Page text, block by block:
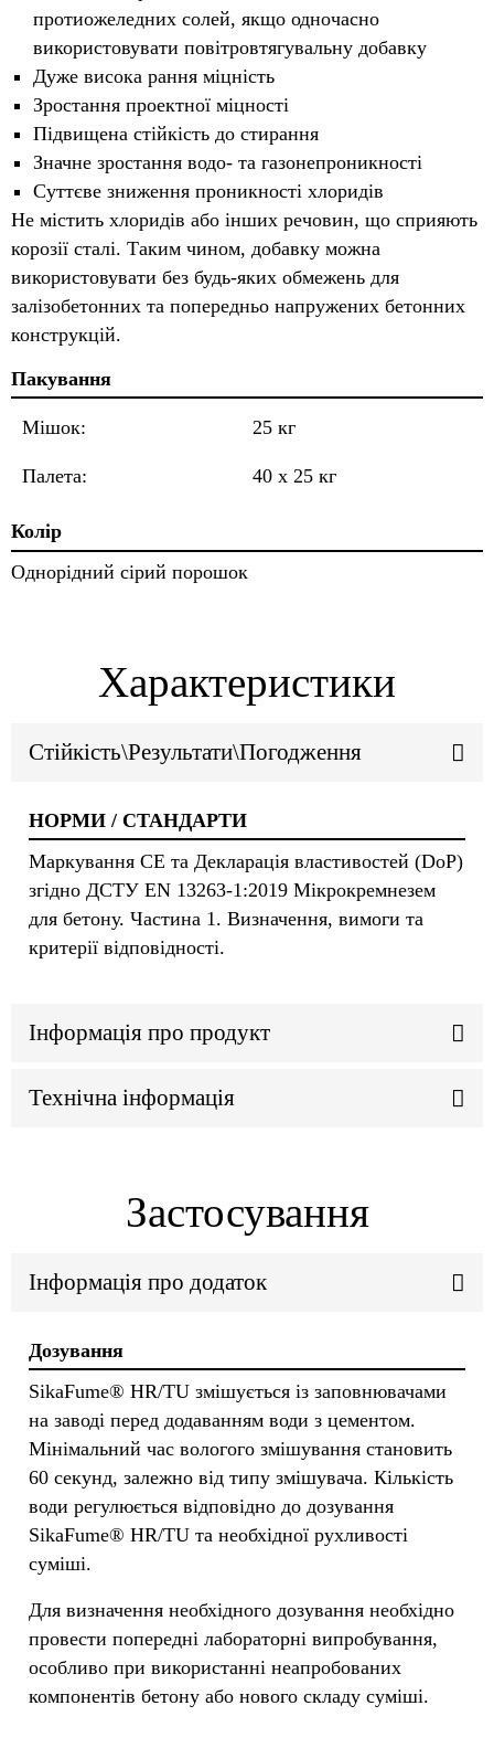
протиожеледних солей, якщо одночасно
використовувати повітровтягувальну добавку
Дуже висока рання міцність
Зростання проектної міцності
Підвищена стійкість до стирання
Значне зростання водо- та газонепроникності
Суттєве зниження проникності хлоридів
Не містить хлоридів або інших речовин, що сприяють
корозії сталі. Таким чином, добавку можна
використовувати без будь-яких обмежень для
залізобетонних та попередньо напружених бетонних
конструкцій.
Пакування
Мішок: 25 кг
Палета: 40 x 25 кг
Колір
Однорідний сірий порошок
Характеристики
Стійкість\Результати\Погодження
НОРМИ / СТАНДАРТИ
Маркування СЕ та Декларація властивостей (DoP)
згідно ДСТУ EN 13263-1:2019 Мікрокремнезем
для бетону. Частина 1. Визначення, вимоги та
критерії відповідності.
Інформація про продукт
Технічна інформація
Застосування
Інформація про додаток
Дозування
SikaFume® HR/TU змішується із заповнювачами
на заводі перед додаванням води з цементом.
Мінімальний час вологого змішування становить
60 секунд, залежно від типу змішувача. Кількість
води регулюється відповідно до дозування
SikaFume® HR/TU та необхідної рухливості
суміші.
Для визначення необхідного дозування необхідно
провести попередні лабораторні випробування,
особливо при використанні неапробованих
компонентів бетону або нового складу суміші.